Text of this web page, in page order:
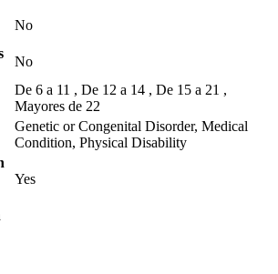
No
No
De 6 a 11 , De 12 a 14 , De 15 a 21 ,
Mayores de 22
Genetic or Congenital Disorder, Medical
Condition, Physical Disability
Yes